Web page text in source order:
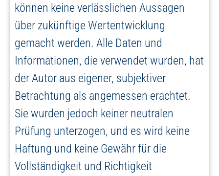
können keine verlässlichen Aussagen
über zukünftige Wertentwicklung
gemacht werden. Alle Daten und
Informationen, die verwendet wurden, hat
der Autor aus eigener, subjektiver
Betrachtung als angemessen erachtet.
Sie wurden jedoch keiner neutralen
Prüfung unterzogen, und es wird keine
Haftung und keine Gewähr für die
Vollständigkeit und Richtigkeit